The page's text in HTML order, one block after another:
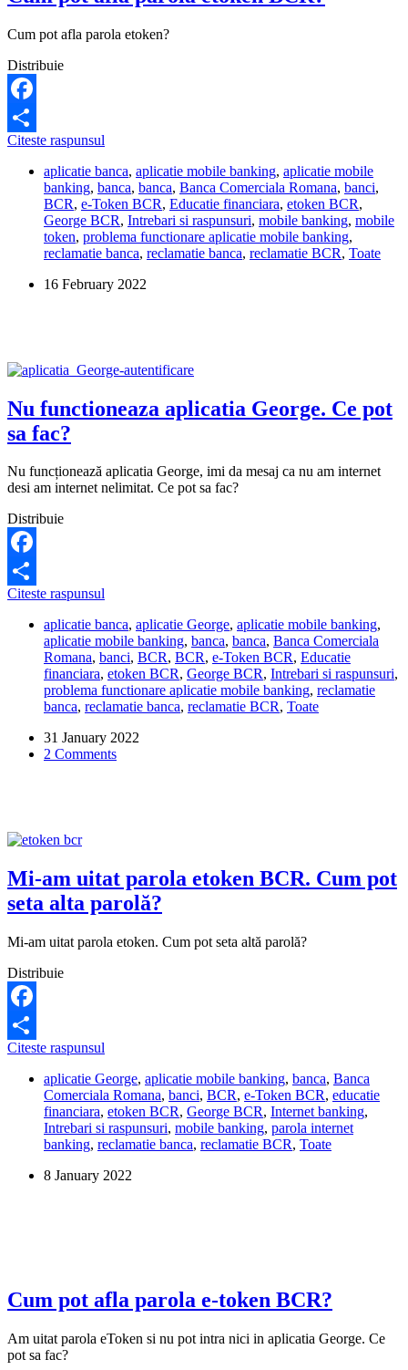
Cum pot afla parola etoken?
Distribuie
Facebook
Share
Citeste raspunsul
afla
parola
etoken
BCR?
aplicatie banca, aplicatie mobile banking, aplicatie mobile
banking, banca, banca, Banca Comerciala Romana, banci,
BCR, e-Token BCR, Educatie financiara, etoken BCR,
George BCR, Intrebari si raspunsuri, mobile banking, mobile
token, problema functionare aplicatie mobile banking,
reclamatie banca, reclamatie banca, reclamatie BCR, Toate
16 February 2022
Nu functioneaza aplicatia George. Ce pot
sa fac?
Nu funcționează aplicatia George, imi da mesaj ca nu am internet
desi am internet nelimitat. Ce pot sa fac?
Distribuie
Facebook
Share
Citeste raspunsul
aplicatia
George.
Ce
pot
sa
fac?
aplicatie banca, aplicatie George, aplicatie mobile banking,
aplicatie mobile banking, banca, banca, Banca Comerciala
Romana, banci, BCR, BCR, e-Token BCR, Educatie
financiara, etoken BCR, George BCR, Intrebari si raspunsuri,
problema functionare aplicatie mobile banking, reclamatie
banca, reclamatie banca, reclamatie BCR, Toate
31 January 2022
2 Comments
Mi-am uitat parola etoken BCR. Cum pot
seta alta parolă?
Mi-am uitat parola etoken. Cum pot seta altă parolă?
Distribuie
Facebook
Share
Citeste raspunsul
uitat
parola
etoken
BCR.
Cum
seta
aplicatie George, aplicatie mobile banking, banca, Banca
Comerciala Romana, banci, BCR, e-Token BCR, educatie
financiara, etoken BCR, George BCR, Internet banking,
Intrebari si raspunsuri, mobile banking, parola internet
banking, reclamatie banca, reclamatie BCR, Toate
8 January 2022
Cum pot afla parola e-token BCR?
Am uitat parola eToken si nu pot intra nici in aplicatia George. Ce
pot sa fac?